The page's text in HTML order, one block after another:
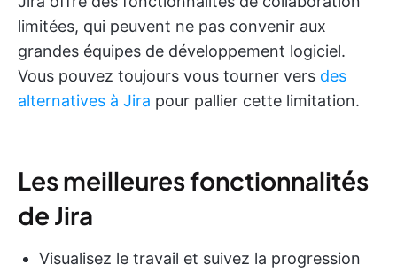
limitées, qui peuvent ne pas convenir aux
grandes équipes de développement logiciel.
Vous pouvez toujours vous tourner vers des
alternatives à Jira pour pallier cette limitation.
Les meilleures fonctionnalités
de Jira
Visualisez le travail et suivez la progression